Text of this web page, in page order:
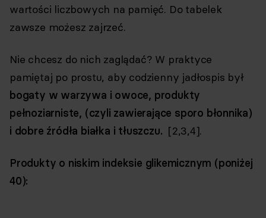
wartości liczbowych na pamięć. Do tabelek
zawsze możesz zajrzeć.
Nie chcesz do nich zaglądać? W praktyce
pamiętaj po prostu, aby codzienny jadłospis był
bogaty w warzywa i owoce, produkty
pełnoziarniste, (czyli zawierające sporo błonnika)
i dobre źródła białka i tłuszczu. [2,3,4].
Produkty o niskim indeksie glikemicznym (poniżej
40):